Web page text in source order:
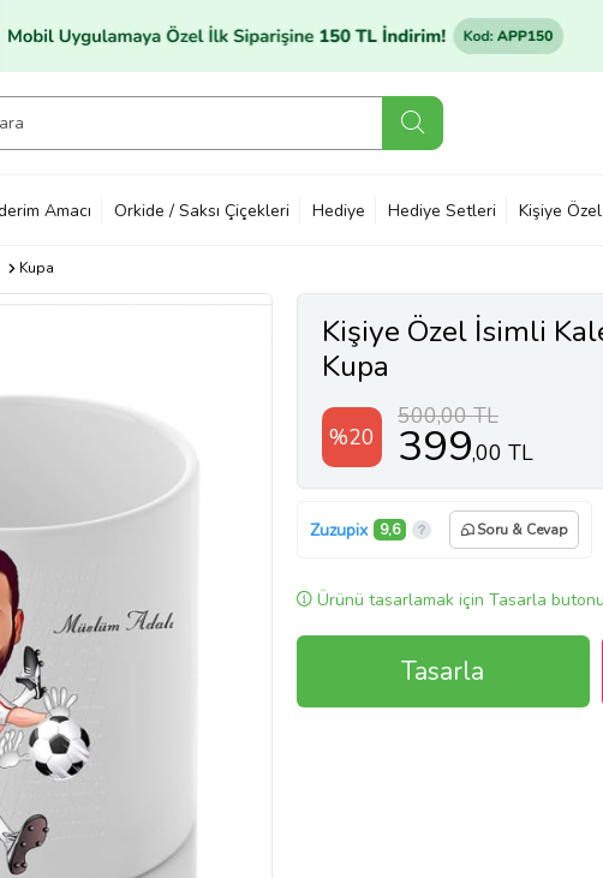
Amacı Orkide / Saksı Çiçekleri Hediye Hediye Setleri Kişiye Özel
Kupa
Kişiye Özel İsimli
Kupa
%20
500,00 TL
399,00 TL
Zuzupix 9,6 Soru & Cevap
Ürünü tasarlamak için Tasarla
Tasarla